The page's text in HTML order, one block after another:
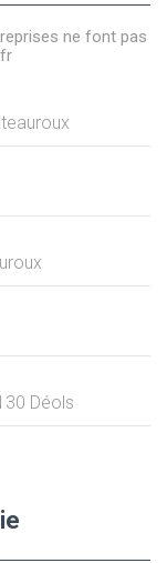
ne font pas
Déols